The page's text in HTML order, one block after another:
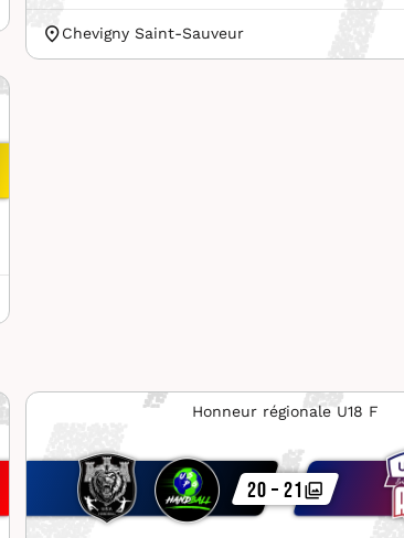
Chevigny Saint-Sauveur
Honneur régionale U18 F
20 – 21